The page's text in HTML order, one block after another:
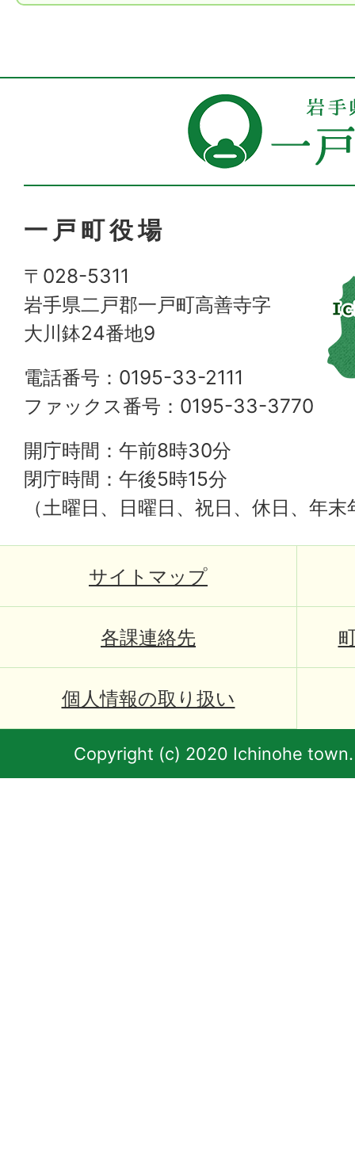
一戸町役場
〒028-5311
岩手県二戸郡一戸町高善寺字
大川鉢24番地9
電話番号：0195-33-2111
ファックス番号：0195-33-3770
開庁時間：午前8時30分
閉庁時間：午後5時15分
（土曜日、日曜日、祝日、休日、年
サイトマップ
各課連絡先
個人情報の取り扱い
Copyright (c) 2020 Ichinohe